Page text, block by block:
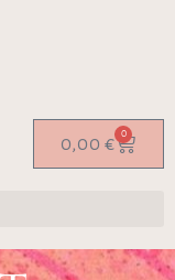
0,00 € 0